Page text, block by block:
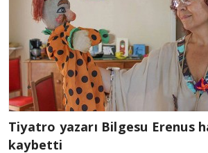
Tiyatro yazarı Bilgesu Erenus
kaybetti